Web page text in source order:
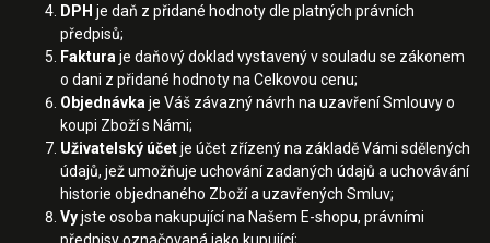
DPH je daň z přidané hodnoty dle platných právních
předpisů;
Faktura je daňový doklad vystavený v souladu se zákonem
o dani z přidané hodnoty na Celkovou cenu;
Objednávka je Váš závazný návrh na uzavření Smlouvy o
koupi Zboží s Námi;
Uživatelský účetje účet zřízený na základě Vámi sdělených
údajů, jež umožňuje uchování zadaných údajů a uchovávání
historie objednaného Zboží a uzavřených Smluv;
Vyjste osoba nakupující na Našem E-shopu, právními
předpisy označovaná jako kupující;